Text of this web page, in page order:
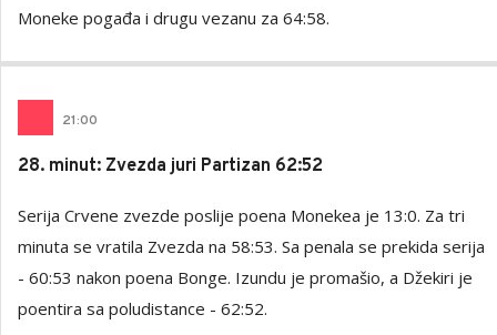
Moneke pogađa i drugu vezanu za 64:58.
21:00
28. minut: Zvezda juri Partizan 62:52
Serija Crvene zvezde poslije poena Monekea je 13:0. Za tri
minuta se vratila Zvezda na 58:53. Sa penala se prekida serija
- 60:53 nakon poena Bonge. Izundu je promašio, a Džekiri je
poentira sa poludistance - 62:52.